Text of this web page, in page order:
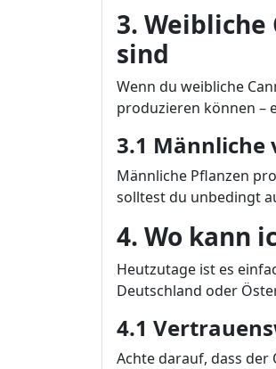
3.
sind
Wenn du weibliche
produzieren können –
3.1 Männliche
Männliche Pflanzen
solltest du unbedingt
4. Wo kann
Heutzutage ist es
Deutschland oder
4.1
Achte darauf, dass